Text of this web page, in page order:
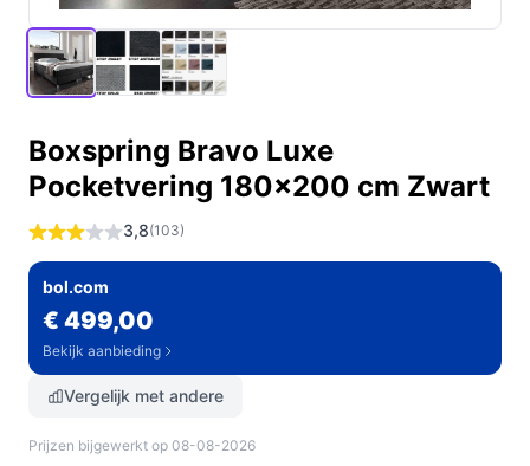
Boxspring Bravo Luxe
Pocketvering 180x200 cm Zwart
3,8(103)
bol.com
€ 499,00
Bekijk aanbieding
Vergelijk met andere
Prijzen bijgewerkt op 08-08-2026